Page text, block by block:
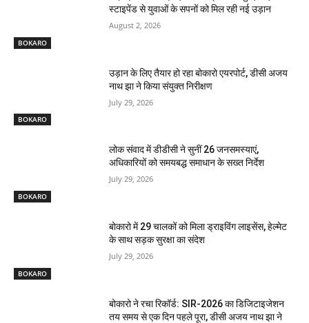
BOKARO
स्टाइपेंड से युवाओं के सपनों को मिल रही नई उड़ान
August 2, 2026
BOKARO
उड़ान के लिए तैयार हो रहा बोकारो एयरपोर्ट, डीसी अजय
नाथ झा ने किया संयुक्त निरीक्षण
July 29, 2026
BOKARO
लोक संवाद में डीडीसी ने सुनीं 26 जनसमस्याएं,
अधिकारियों को समयबद्ध समाधान के सख्त निर्देश
July 29, 2026
BOKARO
बोकारो में 29 चालकों को मिला ड्राइविंग लाइसेंस, हेल्मेट
के साथ सड़क सुरक्षा का संदेश
July 29, 2026
बोकारो ने रचा रिकॉर्ड: SIR-2026 का डिजिटाइजेशन
तय समय से एक दिन पहले पूरा, डीसी अजय नाथ झा ने